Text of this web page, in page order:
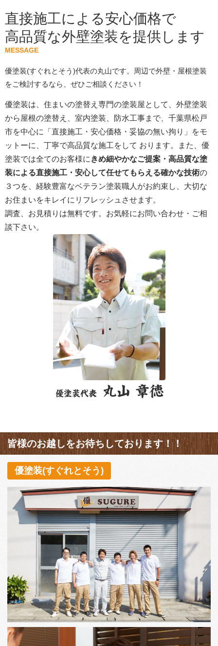
直接施工による安心価格で
高品質な外壁塗装を提供します
MESSAGE
優塗装(すぐれとそう)代表の丸山です。周辺で外壁・屋根塗装
をご検討するなら、ぜひご相談ください！
優塗装は、住まいの塗替え専門の塗装屋として、外壁塗装
から屋根の塗替え、室内塗装、防水工事まで、千葉県松戸
市を中心に「直接施工・安心価格・妥協の無い拘り」をモ
ットーに、丁寧で高品質な施工をして おります。また、優
塗装では全てのお客様に きめ細やかなご提案・高品質な塗
装による直接施工・安心して任せてもらえる確かな技術の
３つを、経験豊富なベテラン塗装職人がお約束し、大切な
お住まいをキレイにリフレッシュさせます。
調査、お見積りは無料です。お気軽にお問い合わせ・ご相
談下さい。
皆様のお越しをお待ちしております！！
優塗装(すぐれとそう)